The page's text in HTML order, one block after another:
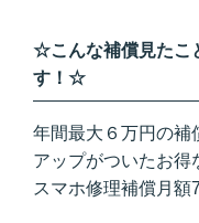
☆こんな補償見たこ
す！☆
年間最大６万円の補
アップがついたお得
スマホ修理補償月額